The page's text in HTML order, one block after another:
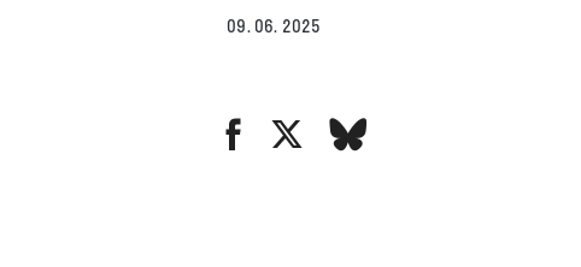
09. 06. 2025